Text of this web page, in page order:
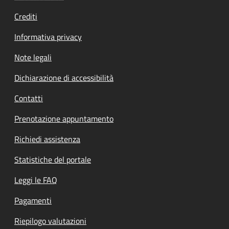
Crediti
Informativa privacy
Note legali
Dichiarazione di accessibilità
Contatti
Prenotazione appuntamento
Richiedi assistenza
Statistiche del portale
Leggi le FAQ
Pagamenti
Riepilogo valutazioni